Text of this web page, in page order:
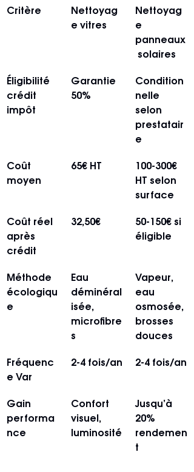
Critère
Nettoyag
e vitres
Nettoyag
e
panneaux
solaires
Éligibilité
crédit
impôt
Garantie
50%
Condition
nelle
selon
prestatair
e
Coût
moyen
65€ HT
100-300€
HT selon
surface
Coût réel
après
crédit
32,50€
50-150€ si
éligible
Méthode
écologiqu
e
Eau
déminéral
isée,
microfibre
s
Vapeur,
eau
osmosée,
brosses
douces
Fréquenc
e Var
2-4 fois/an 2-4 fois/an
Gain
performa
nce
Confort
visuel,
luminosité
Jusqu’à
20%
rendemen
t